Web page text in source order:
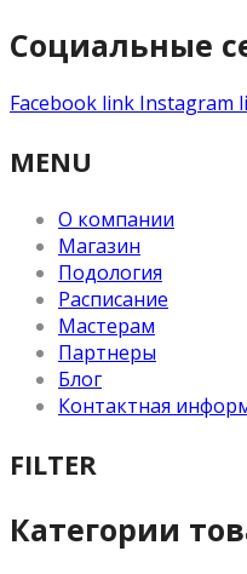
Социальные
Facebook link Instagram
MENU
О компании
Магазин
Подология
Расписание
Мастерам
Партнеры
Блог
Контактная
FILTER
Категории